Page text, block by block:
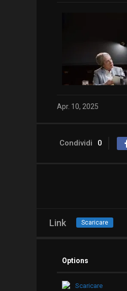
Apr. 10, 2025
Condividi 0
Link Scaricare
Options
Scaricare